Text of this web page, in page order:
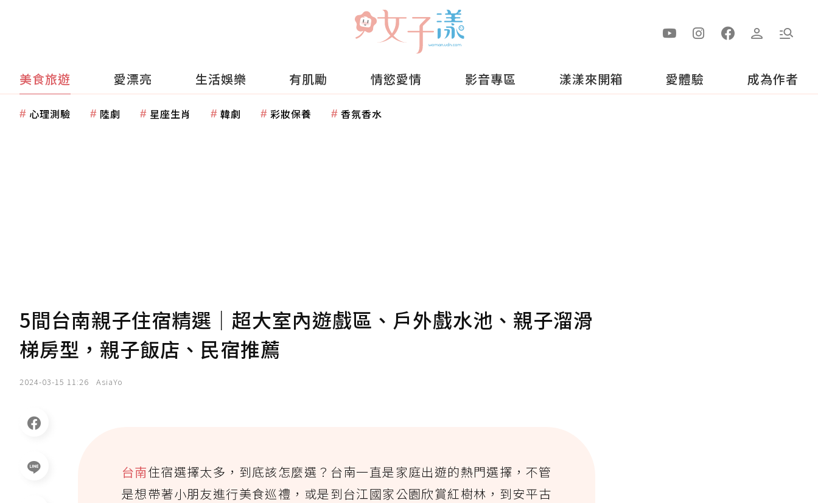
美食旅遊 愛漂亮 生活娛樂 有肌勵 情慾愛情 影音專區 漾漾來開箱 愛體驗 成為作者
心理測驗 陸劇 星座生肖 韓劇 彩妝保養 香氛香水
5間台南親子住宿精選｜超大室內遊戲區、戶外戲水池、親子溜滑
梯房型，親子飯店、民宿推薦
2024-03-15 11:26 AsiaYo
台南住宿選擇太多，到底該怎麼選？台南一直是家庭出遊的熱門選擇，不管
是想帶著小朋友進行美食巡禮，或是到台江國家公園欣賞紅樹林，到安平古